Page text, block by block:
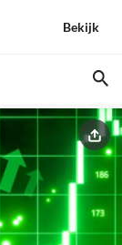
Bekijk